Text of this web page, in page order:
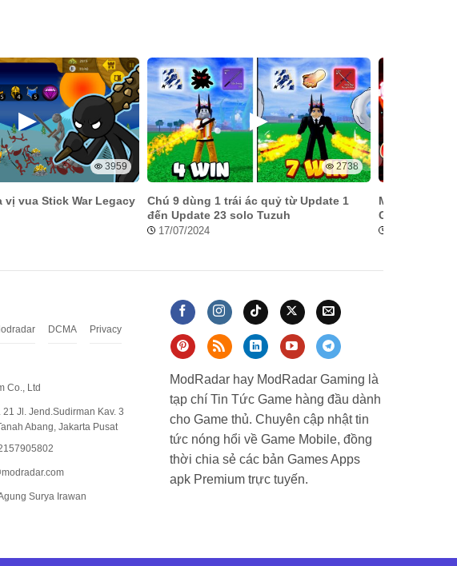
3959
vị vua Stick War Legacy
2738
Chú 9 dùng 1 trái ác quỷ từ Update 1
đến Update 23 solo Tuzuh
17/07/2024
Map Ngày
GEOMETRY
DCMA Privacy
Co., Ltd
Jl. Jend.Sudirman Kav. 3
Abang, Jakarta Pusat
Surya Irawan
ModRadar hay ModRadar Gaming là
tạp chí Tin Tức Game hàng đầu dành
cho Game thủ. Chuyên cập nhật tin
tức nóng hổi về Game Mobile, đồng
thời chia sẻ các bản Games Apps
apk Premium trực tuyến.